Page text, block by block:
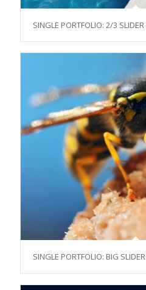
SINGLE PORTFOLIO: 2/3 SLIDER
SINGLE PORTFOLIO: BIG SLIDER